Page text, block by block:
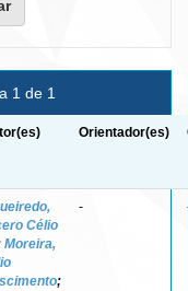
1 de 1
Orientador(es)
Célio
Moreira,
;
-